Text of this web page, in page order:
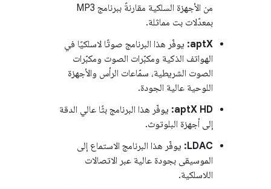
من الأجهزة السلكية مقارنةً ببرنامج MP3
بمعدّلات بت مماثلة.
aptX: يوفّر هذا البرنامج صوتًا لاسلكيًا في
الهواتف الذكية ومكبّرات الصوت ومكبّرات
الصوت الشريطية، سمّاعات الرأس والأجهزة
اللوحية عالية الجودة.
aptX HD: يوفّر هذا البرنامج بثًا عالي الدقة
إلى أجهزة البلوتوث.
LDAC: يوفّر هذا البرنامج الاستماع إلى
الموسيقى بجودة عالية عبر الاتصالات
اللاسلكية.